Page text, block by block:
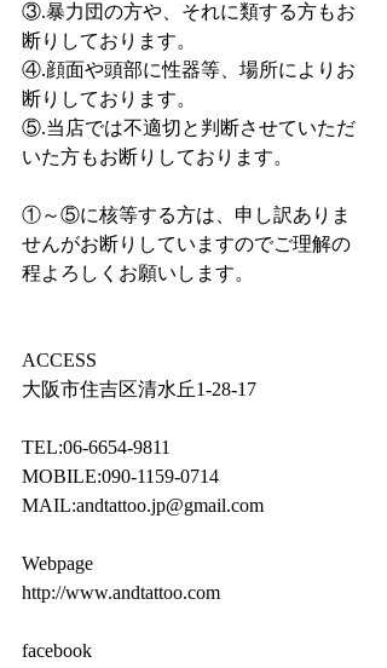
③.暴力団の方や、それに類する方もお
断りしております。
④.顔面や頭部に性器等、場所によりお
断りしております。
⑤.当店では不適切と判断させていただ
いた方もお断りしております。
①～⑤に核等する方は、申し訳ありま
せんがお断りしていますのでご理解の
程よろしくお願いします。
ACCESS
大阪市住吉区清水丘1-28-17
TEL:06-6654-9811
MOBILE:090-1159-0714
MAIL:andtattoo.jp@gmail.com
Webpage
http://www.andtattoo.com
facebook